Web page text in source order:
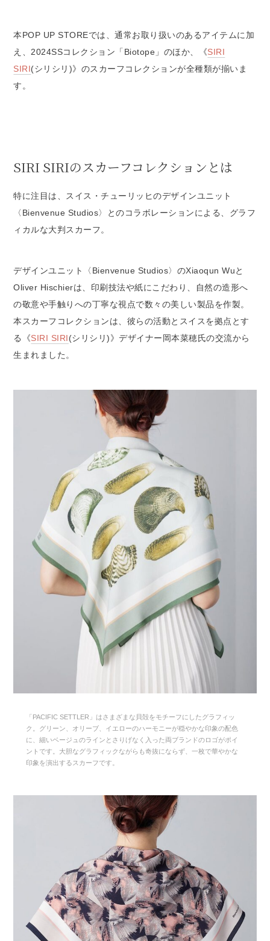
本POP UP STOREでは、通常お取り扱いのあるアイテムに加
え、2024SSコレクション「Biotope」のほか、《SIRI
SIRI(シリシリ)》のスカーフコレクションが全種類が揃いま
す。
SIRI SIRIのスカーフコレクションとは
特に注目は、スイス・チューリッヒのデザインユニット
〈Bienvenue Studios〉とのコラボレーションによる、グラフ
ィカルな大判スカーフ。
デザインユニット〈Bienvenue Studios〉のXiaoqun Wuと
Oliver Hischierは、印刷技法や紙にこだわり、自然の造形へ
の敬意や手触りへの丁寧な視点で数々の美しい製品を作製。
本スカーフコレクションは、彼らの活動とスイスを拠点とす
る《SIRI SIRI(シリシリ)》デザイナー岡本菜穂氏の交流から
生まれました。
「PACIFIC SETTLER」はさまざまな貝殻をモチーフにしたグラフィッ
ク。グリーン、オリーブ、イエローのハーモニーが穏やかな印象の配色
に、細いベージュのラインとさりげなく入った両ブランドのロゴがポイ
ントです。大胆なグラフィックながらも奇抜にならず、一枚で華やかな
印象を演出するスカーフです。